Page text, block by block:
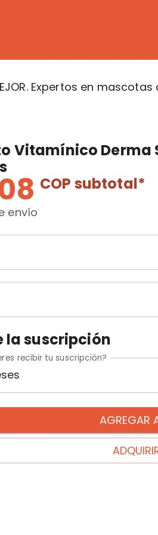
Expertos en mascotas
Vitamínico Derma
COP subtotal*
envío
la suscripción
recibir tu suscripción?
AGREGAR